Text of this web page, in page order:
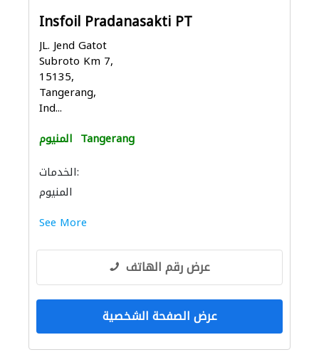
Insfoil Pradanasakti PT
JL. Jend Gatot
Subroto Km 7,
15135,
Tangerang,
Ind...
المنيوم Tangerang
الخدمات:
المنيوم
See More
عرض رقم الهاتف
عرض الصفحة الشخصية